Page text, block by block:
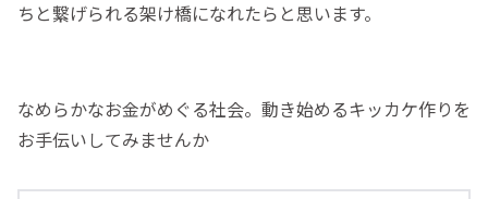
ちと繋げられる架け橋になれたらと思います。
なめらかなお金がめぐる社会。動き始めるキッカケ作りを
お手伝いしてみませんか